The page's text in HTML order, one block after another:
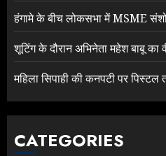
हंगामे के बीच लोकसभा में MSME
शूटिंग के दौरान अभिनेता महेश बाबू का
महिला सिपाही की कनपटी पर
CATEGORIES